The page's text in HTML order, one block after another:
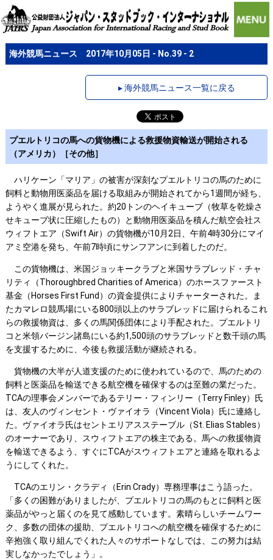
海外競馬ニュース 2017年10月05日 - No.39 - 2
▸ 海外競馬ニュース一覧に戻る
プエルトリコの馬への貨物機による救援物資輸送が開始される
（アメリカ）［その他］
ハリケーン「マリア」の被害が深刻なプエルトリコの馬のために
飼料と動物用医薬品を届ける取組みが開始されてから1週間が経ち、
ようやく進展が見られた。約20トンのヘイキューブ（牧草を乾燥さ
せキューブ状に圧縮したもの）と動物用医薬品を積んだ航空会社ス
ウィフトエア（Swift Air）の貨物機が10月2日、午前4時30分にマイ
アミ空港を発ち、午前7時頃にサンフアンに到着したのだ。
この貨物機は、米国ジョッキークラブと米国サラブレッド・チャ
リティ（Thoroughbred Charities of America）のホースファースト
基金（Horses First Fund）の資金提供によりチャーターされた。ま
たカマレロ競馬場にいる800頭以上のサラブレッドに届けられるこれ
らの救援物資は、多くの馬関係団体により手配された。プエルトリ
コと米領バージン諸島にいる約1,500頭のサラブレッドと数千頭の馬
を支援するために、今後も救援活動が継続される。
貨物機の大半が人道支援のために使われているので、馬のための
飼料と医薬品を輸送できる航空機を確保するのは至難の業だった。
TCAの理事会メンバーであるテリー・フィンリー（Terry Finley）氏
は、友人のヴィンセント・ヴァイオラ（Vincent Viola）氏に連絡し
た。ヴァイオラ氏はセントエリアスステーブル（St. Elias Stables）
のオーナーであり、スウィフトエアの株主である。馬への救援物資
を輸送できるよう、すぐにTCAがスウィフトエアと連絡を取れるよ
うにしてくれた。
TCAのエリン・クラディ（Erin Crady）専務理事はこう語った。
「多くの困難がありましたが、プエルトリコの馬のもとに飼料と医
薬品がやっと届くのを見て感動しています。素晴らしいチームワー
ク、多数の団体の援助、プエルトリコへの航空機を確保するために
辛抱強く取り組んでくれた人々のサポートなしでは、この努力は結
実しなかったでしょう」。